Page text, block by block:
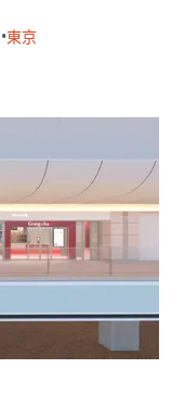
•東京